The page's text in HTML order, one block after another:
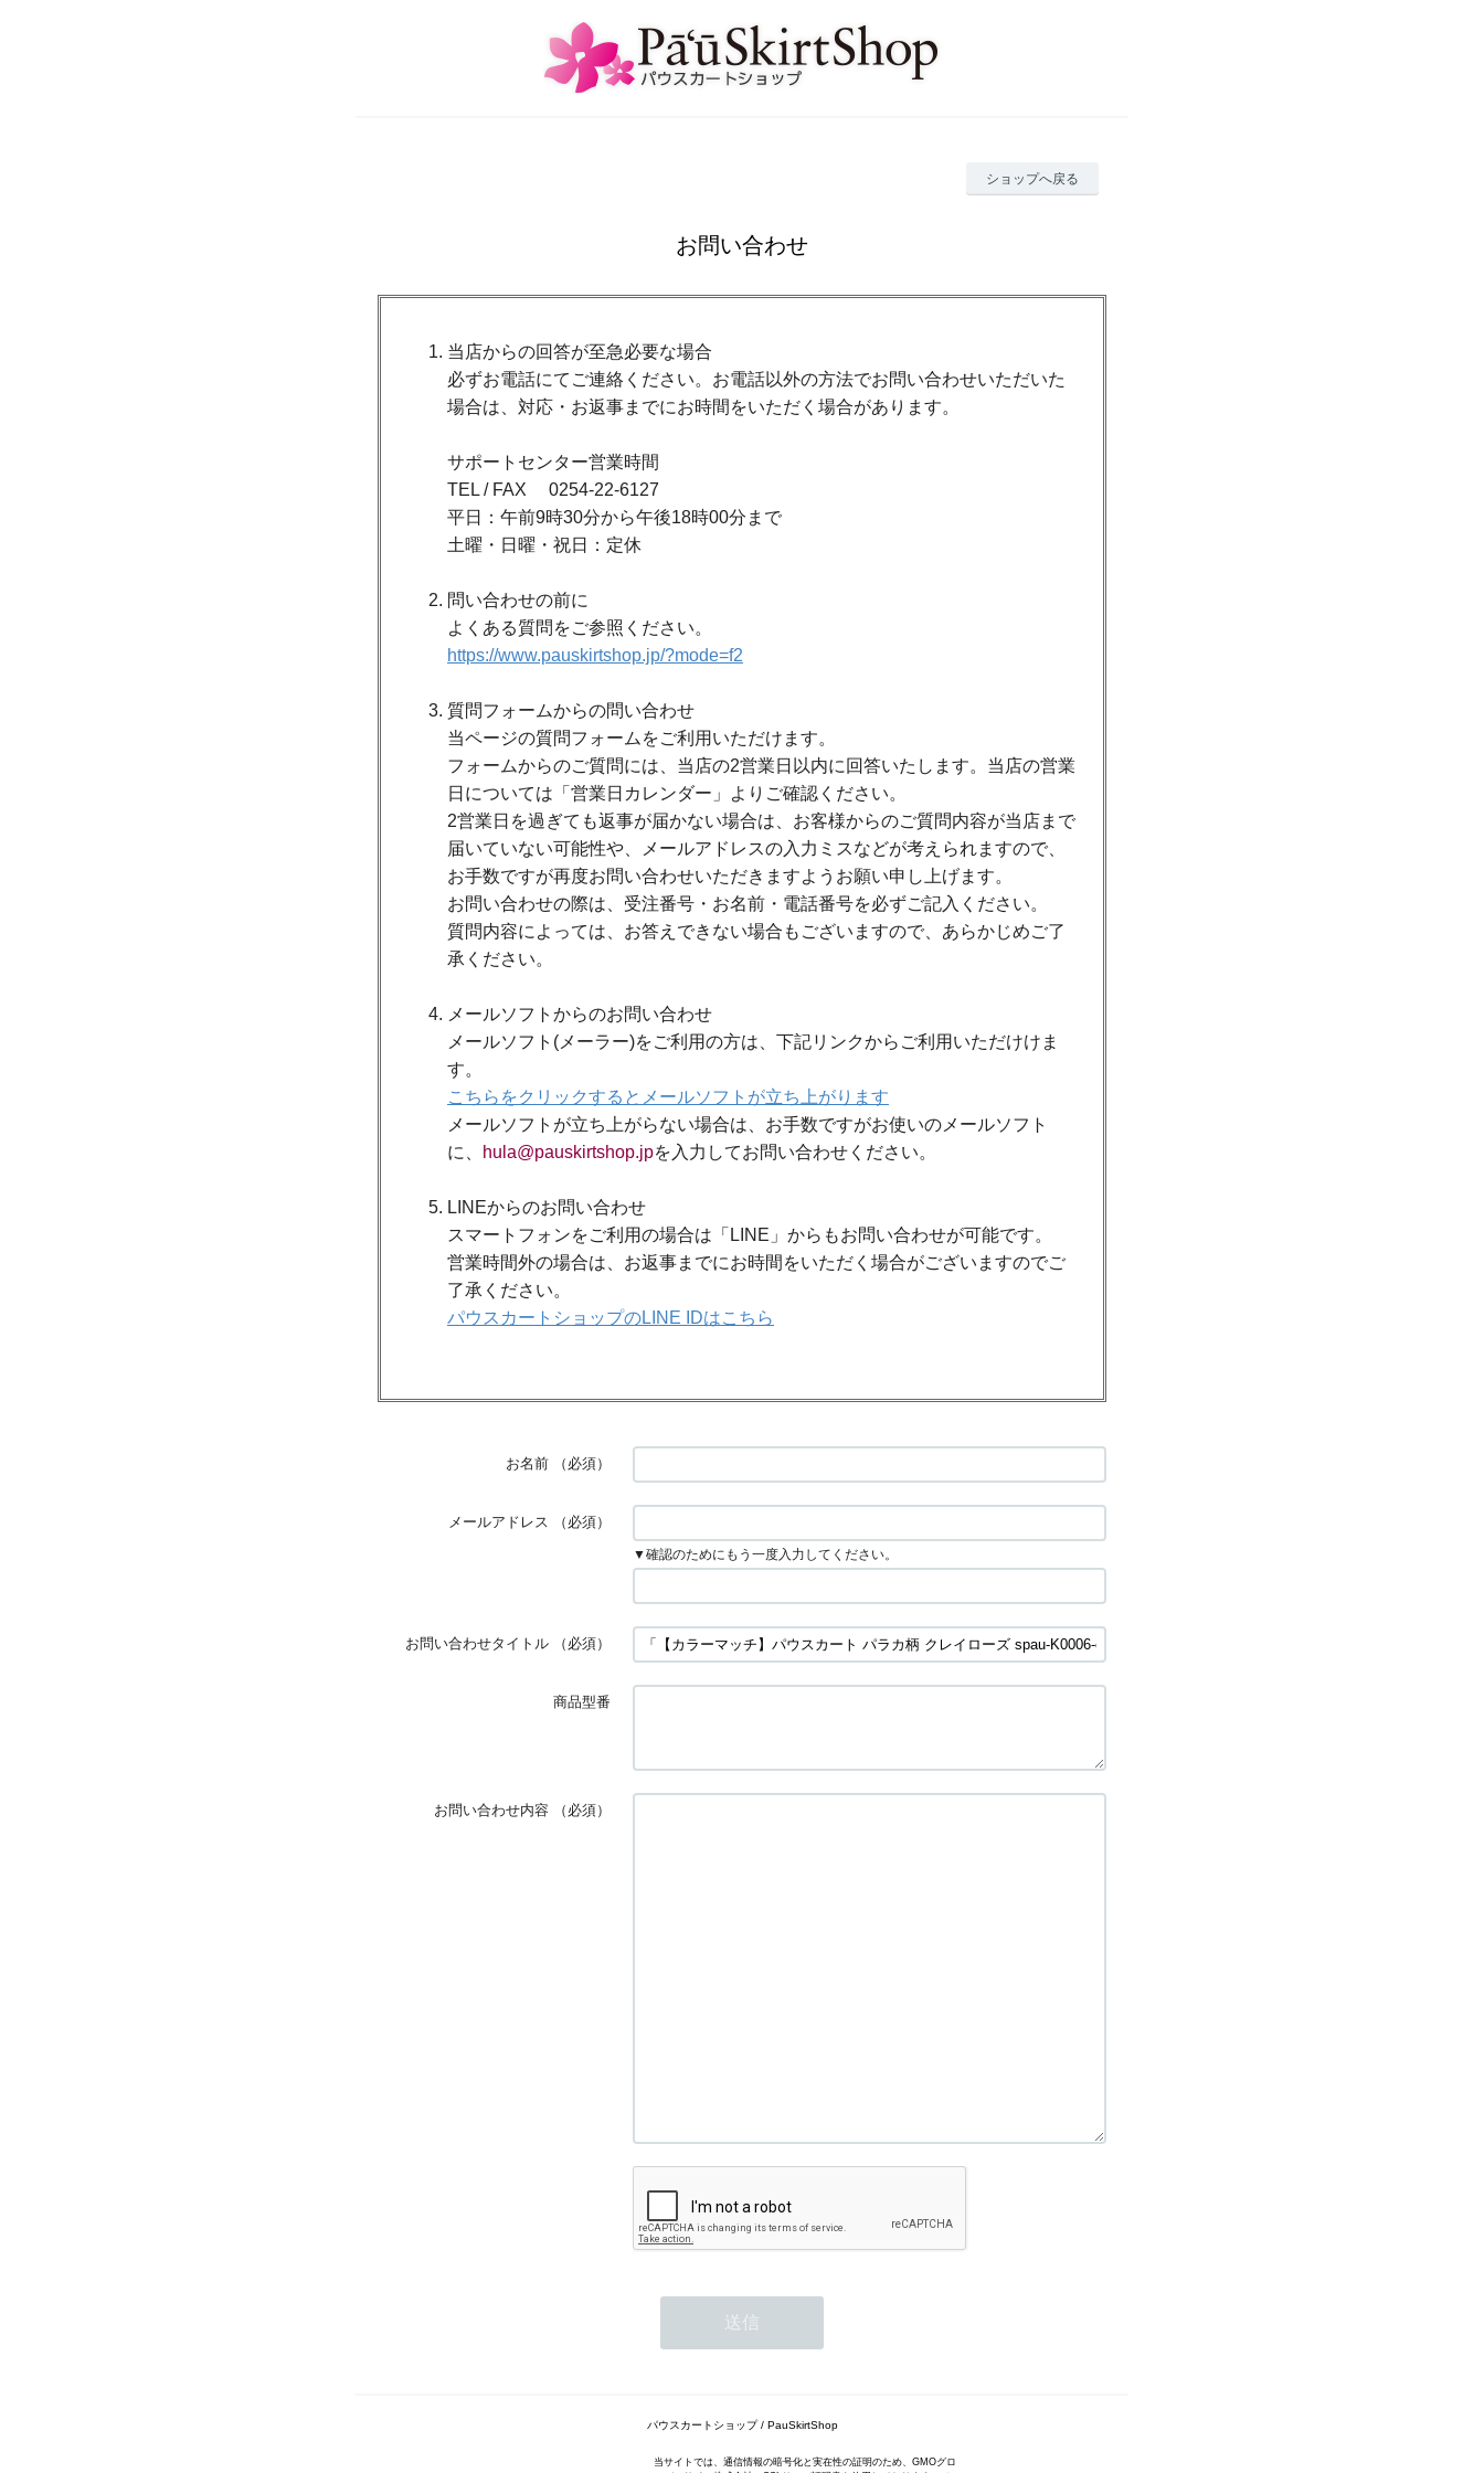
ショップへ戻る
お問い合わせ
当店からの回答が至急必要な場合
必ずお電話にてご連絡ください。お電話以外の方法でお問い合わせいただいた
場合は、対応・お返事までにお時間をいただく場合があります。
サポートセンター営業時間
TEL / FAX 0254-22-6127
平日：午前9時30分から午後18時00分まで
土曜・日曜・祝日：定休
問い合わせの前に
よくある質問をご参照ください。
https://www.pauskirtshop.jp/?mode=f2
質問フォームからの問い合わせ
当ページの質問フォームをご利用いただけます。
フォームからのご質問には、当店の2営業日以内に回答いたします。当店の営業
日については「営業日カレンダー」よりご確認ください。
2営業日を過ぎても返事が届かない場合は、お客様からのご質問内容が当店まで
届いていない可能性や、メールアドレスの入力ミスなどが考えられますので、
お手数ですが再度お問い合わせいただきますようお願い申し上げます。
お問い合わせの際は、受注番号・お名前・電話番号を必ずご記入ください。
質問内容によっては、お答えできない場合もございますので、あらかじめご了
承ください。
メールソフトからのお問い合わせ
メールソフト(メーラー)をご利用の方は、下記リンクからご利用いただけけま
す。
こちらをクリックするとメールソフトが立ち上がります
メールソフトが立ち上がらない場合は、お手数ですがお使いのメールソフト
に、
hula@pauskirtshop.jpを入力してお問い合わせください。
LINEからのお問い合わせ
スマートフォンをご利用の場合は「LINE」からもお問い合わせが可能です。
営業時間外の場合は、お返事までにお時間をいただく場合がございますのでご
了承ください。
パウスカートショップのLINE IDはこちら
お名前 （必須）
メールアドレス （必須）
▼確認のためにもう一度入力してください。
お問い合わせタイトル （必須）
商品型番
お問い合わせ内容 （必須）
パウスカートショップ / PauSkirtShop
当サイトでは、通信情報の暗号化と実在性の証明のため、GMOグロ